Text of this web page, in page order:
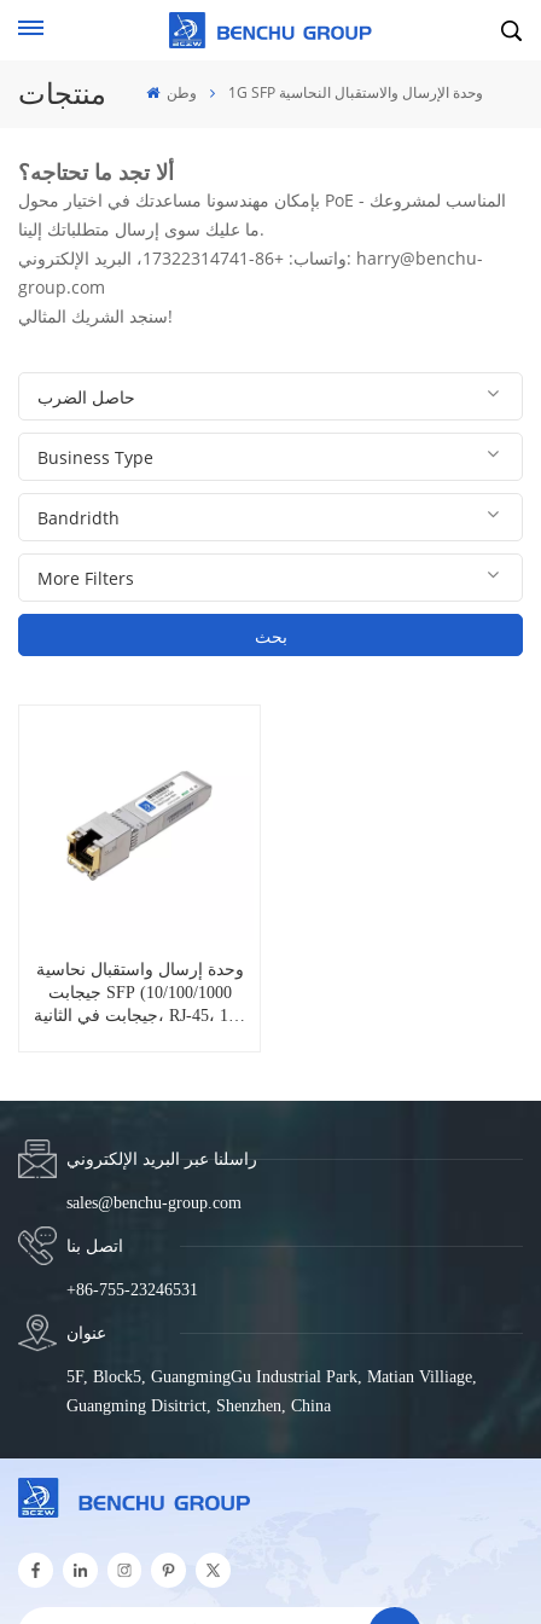
منتجات وطن 1G SFP وحدة الإرسال والاستقبال النحاسية
ألا تجد ما تحتاجه؟
بإمكان مهندسونا مساعدتك في اختيار محول PoE المناسب لمشروعك -
ما عليك سوى إرسال متطلباتك إلينا.
واتساب: +86-17322314741، البريد الإلكتروني: harry@benchu-
group.com
سنجد الشريك المثالي!
بحث
وحدة إرسال واستقبال نحاسية
جيجابت SFP (10/100/1000
جيجابت في الثانية، RJ-45، 100
راسلنا عبر البريد الإلكتروني
sales@benchu-group.com
اتصل بنا
+86-755-23246531
عنوان
5F, Block5, GuangmingGu Industrial Park, Matian Villiage,
Guangming Disitrict, Shenzhen, China